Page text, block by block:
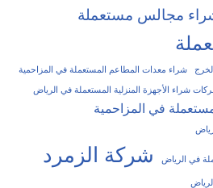
مجالس مستعملة
شراء معدات المطاعم المستعملة في المزاحمية
شراء الأجهزة المنزلية المستعملة في الرياض
في المزاحمية
في الرياض شركة الزمرد